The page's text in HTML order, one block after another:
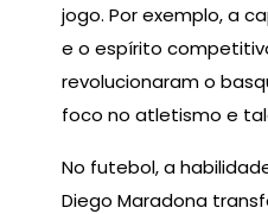
jogo. Por exemplo, a
e o espírito
revolucionaram o
foco no atletismo e
No futebol, a
Diego Maradona